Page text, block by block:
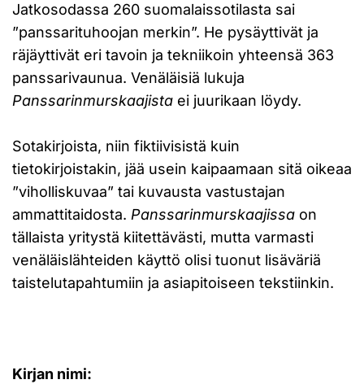
Jatkosodassa 260 suomalaissotilasta sai
”panssarituhoojan merkin”. He pysäyttivät ja
räjäyttivät eri tavoin ja tekniikoin yhteensä 363
panssarivaunua. Venäläisiä lukuja
Panssarinmurskaajista ei juurikaan löydy.
Sotakirjoista, niin fiktiivisistä kuin
tietokirjoistakin, jää usein kaipaamaan sitä oikeaa
”viholliskuvaa” tai kuvausta vastustajan
ammattitaidosta. Panssarinmurskaajissa on
tällaista yritystä kiitettävästi, mutta varmasti
venäläislähteiden käyttö olisi tuonut lisäväriä
taistelutapahtumiin ja asiapitoiseen tekstiinkin.
Kirjan nimi: